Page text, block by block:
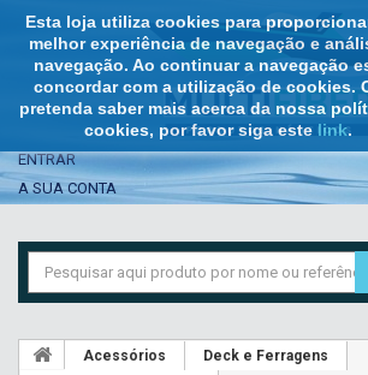
Esta loja utiliza cookies para
melhor experiência de navegação e
navegação. Ao continuar a navegação
concordar com a utilização de cookies.
pretenda saber mais acerca da nossa
cookies, por favor siga este link.
ENTRAR
A SUA CONTA
Acessórios
Deck e Ferragens